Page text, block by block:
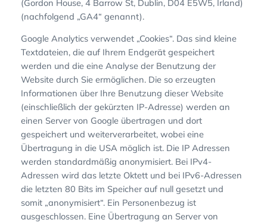
(Gordon House, 4 Barrow St, Dublin, D04 E5W5, Irland)
(nachfolgend „GA4“ genannt).
Google Analytics verwendet „Cookies“. Das sind kleine
Textdateien, die auf Ihrem Endgerät gespeichert
werden und die eine Analyse der Benutzung der
Website durch Sie ermöglichen. Die so erzeugten
Informationen über Ihre Benutzung dieser Website
(einschließlich der gekürzten IP-Adresse) werden an
einen Server von Google übertragen und dort
gespeichert und weiterverarbeitet, wobei eine
Übertragung in die USA möglich ist. Die IP Adressen
werden standardmäßig anonymisiert. Bei IPv4-
Adressen wird das letzte Oktett und bei IPv6-Adressen
die letzten 80 Bits im Speicher auf null gesetzt und
somit „anonymisiert“. Ein Personenbezug ist
ausgeschlossen. Eine Übertragung an Server von